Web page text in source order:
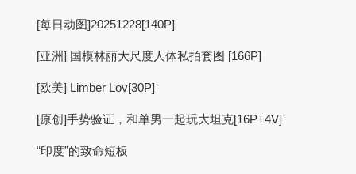
[每日动图]20251228[140P]
[亚洲] 国模林丽大尺度人体私拍套图 [166P]
[欧美] Limber Lov[30P]
[原创]手势验证，和单男一起玩大坦克[16P+4V]
“印度”的致命短板